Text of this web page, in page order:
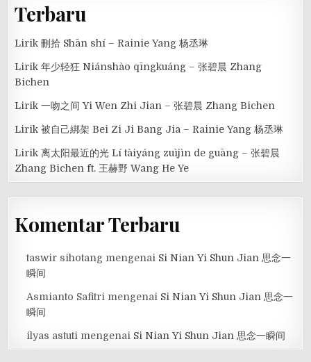
Terbaru
Lirik 刪拾 Shān shí – Rainie Yang 杨丞琳
Lirik 年少轻狂 Niánshào qīngkuáng – 张碧晨 Zhang
Bichen
Lirik 一吻之间 Yi Wen Zhi Jian – 张碧晨 Zhang Bichen
Lirik 被自己綁架 Bei Zi Ji Bang Jia – Rainie Yang 杨丞琳
Lirik 离太阳最近的光 Lí tàiyáng zuìjìn de guāng – 张碧晨
Zhang Bichen ft. 王赫野 Wang He Ye
Komentar Terbaru
taswir sihotang mengenai Si Nian Yi Shun Jian 思念一
瞬间
Asmianto Safitri mengenai Si Nian Yi Shun Jian 思念一
瞬间
ilyas astuti mengenai Si Nian Yi Shun Jian 思念一瞬间